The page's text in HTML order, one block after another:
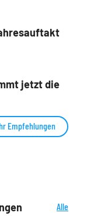
jetzt die
Empfehlungen
Alle